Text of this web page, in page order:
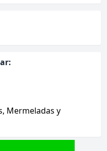
Mermeladas y